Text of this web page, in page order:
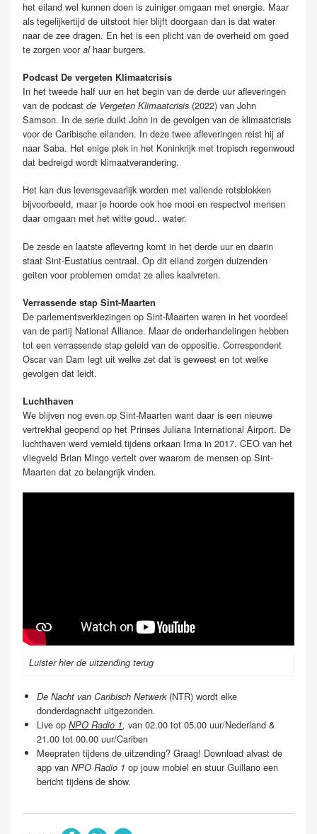
het eiland wel kunnen doen is zuiniger omgaan met energie. Maar
als tegelijkertijd de uitstoot hier blijft doorgaan dan is dat water
naar de zee dragen. En het is een plicht van de overheid om goed
te zorgen voor al haar burgers.
Podcast De vergeten Klimaatcrisis
In het tweede half uur en het begin van de derde uur afleveringen
van de podcast de Vergeten Klimaatcrisis (2022) van John
Samson. In de serie duikt John in de gevolgen van de klimaatcrisis
voor de Caribische eilanden. In deze twee afleveringen reist hij af
naar Saba. Het enige plek in het Koninkrijk met tropisch regenwoud
dat bedreigd wordt klimaatverandering.
Het kan dus levensgevaarlijk worden met vallende rotsblokken
bijvoorbeeld, maar je hoorde ook hoe mooi en respectvol mensen
daar omgaan met het witte goud.. water.
De zesde en laatste aflevering komt in het derde uur en daarin
staat Sint-Eustatius centraal. Op dit eiland zorgen duizenden
geiten voor problemen omdat ze alles kaalvreten.
Verrassende stap Sint-Maarten
De parlementsverkiezingen op Sint-Maarten waren in het voordeel
van de partij National Alliance. Maar de onderhandelingen hebben
tot een verrassende stap geleid van de oppositie. Correspondent
Oscar van Dam legt uit welke zet dat is geweest en tot welke
gevolgen dat leidt.
Luchthaven
We blijven nog even op Sint-Maarten want daar is een nieuwe
vertrekhal geopend op het Prinses Juliana International Airport. De
luchthaven werd vernield tijdens orkaan Irma in 2017. CEO van het
vliegveld Brian Mingo vertelt over waarom de mensen op Sint-
Maarten dat zo belangrijk vinden.
Luister hier de uitzending terug
De Nacht van Caribisch Netwerk(NTR) wordt elke
donderdagnacht uitgezonden.
Live op NPO Radio 1, van 02.00 tot 05.00 uur/Nederland &
21.00 tot 00.00 uur/Cariben
Meepraten tijdens de uitzending? Graag! Download alvast de
app van NPO Radio 1 op jouw mobiel en stuur Guillano een
bericht tijdens de show.